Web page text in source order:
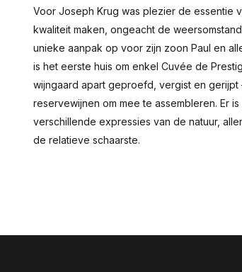
Voor Joseph Krug was plezier de essentie
kwaliteit maken, ongeacht de
unieke aanpak op voor zijn zoon Paul en
is het eerste huis om enkel Cuvée de
wijngaard apart geproefd, vergist en
reservewijnen om mee te assembleren. Er
verschillende expressies van de natuur,
de relatieve schaarste.